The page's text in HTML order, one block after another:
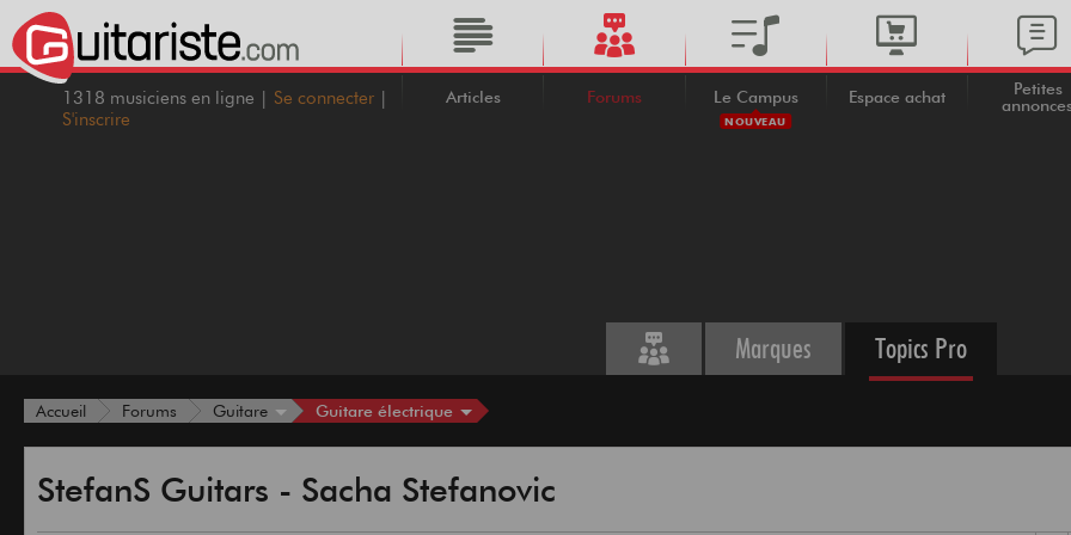
1318 musiciens en ligne | Se connecter |
S'inscrire
Articles Forums Le Campus
NOUVEAU
Espace achat
Petites
Marques Topics Pro
Accueil Forums Guitare Guitare électrique
StefanS Guitars - Sacha Stefanovic